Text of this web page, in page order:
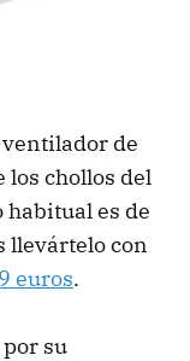
de
los chollos del
habitual es de
llevártelo con
euros.
su